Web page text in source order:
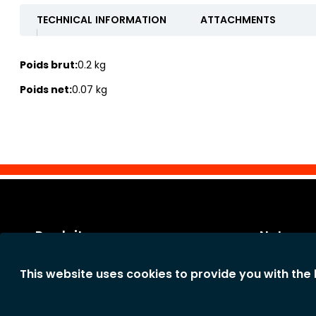
TECHNICAL INFORMATION ATTACHMENTS
Poids brut:0.2 kg
Poids net:0.07 kg
Produits
Nouveaux produits
Notre
Conditions
This website uses cookies to provide you with